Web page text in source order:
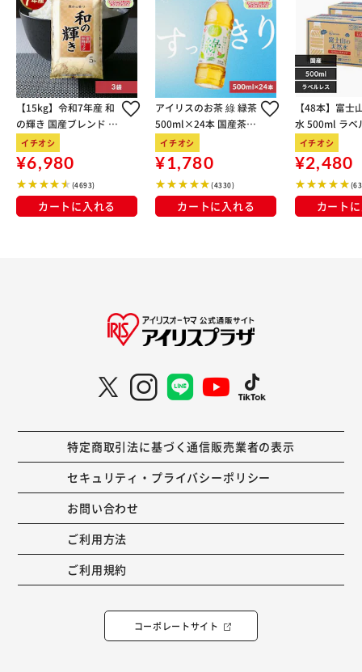
【15kg】令和7年産 和
の輝き 国産ブレンド 5
kg×3袋
イチオシ
¥6,980
(4693)
カートに入れる
アイリスのお茶 綠 緑茶
500ml×24本 国産茶葉
100％使用
イチオシ
¥1,780
(4330)
カートに入れる
【48本】富士
水 500ml ラベ
イチオシ
¥2,480
カート
特定商取引法に基づく通信販売業者の表示
セキュリティ・プライバシーポリシー
お問い合わせ
ご利用方法
ご利用規約
コーポレートサイト